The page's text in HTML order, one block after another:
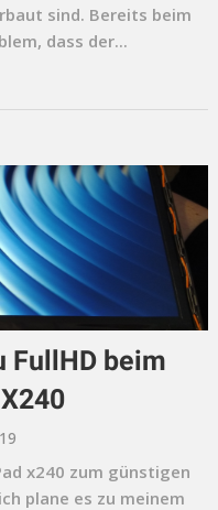
sind. Bereits beim
dass der...
FullHD beim
x240 zum günstigen
plane es zu meinem